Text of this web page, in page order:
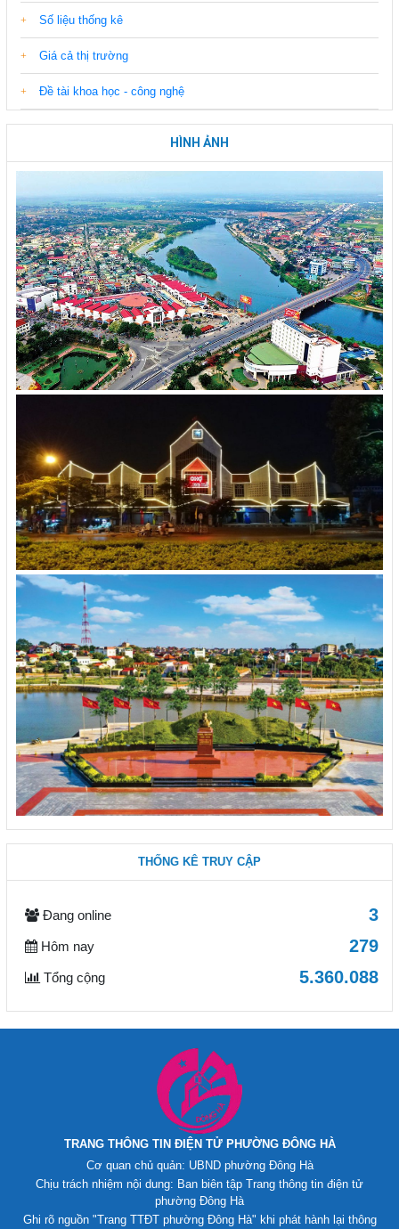
Số liệu thống kê
Giá cả thị trường
Đề tài khoa học - công nghệ
HÌNH ẢNH
THỐNG KÊ TRUY CẬP
Đang online 3
Hôm nay 279
Tổng cộng 5.360.088
TRANG THÔNG TIN ĐIỆN TỬ PHƯỜNG ĐÔNG HÀ
Cơ quan chủ quản: UBND phường Đông Hà
Chịu trách nhiệm nội dung: Ban biên tập Trang thông tin điện tử
phường Đông Hà
Ghi rõ nguồn "Trang TTĐT phường Đông Hà" khi phát hành lại thông